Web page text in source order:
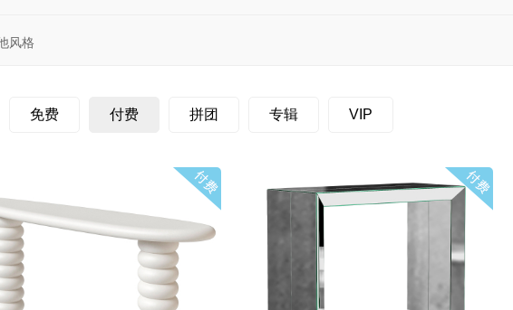
风格
免费 付费 拼团 专辑 VIP